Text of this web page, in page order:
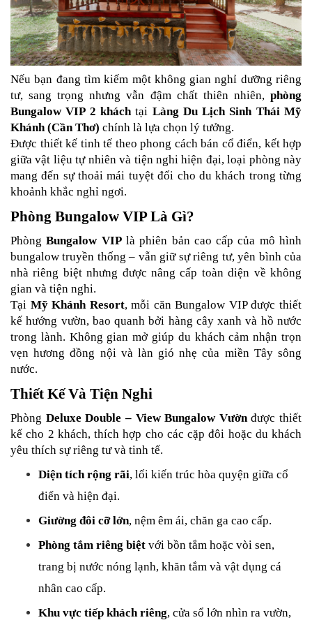
Nếu bạn đang tìm kiếm một không gian nghỉ dưỡng riêng
tư, sang trọng nhưng vẫn đậm chất thiên nhiên, phòng
Bungalow VIP 2 khách tại Làng Du Lịch Sinh Thái Mỹ
Khánh (Cần Thơ) chính là lựa chọn lý tưởng.
Được thiết kế tinh tế theo phong cách bán cổ điển, kết hợp
giữa vật liệu tự nhiên và tiện nghi hiện đại, loại phòng này
mang đến sự thoải mái tuyệt đối cho du khách trong từng
khoảnh khắc nghỉ ngơi.
Phòng Bungalow VIP Là Gì?
Phòng Bungalow VIP là phiên bản cao cấp của mô hình
bungalow truyền thống – vẫn giữ sự riêng tư, yên bình của
nhà riêng biệt nhưng được nâng cấp toàn diện về không
gian và tiện nghi.
Tại Mỹ Khánh Resort, mỗi căn Bungalow VIP được thiết
kế hướng vườn, bao quanh bởi hàng cây xanh và hồ nước
trong lành. Không gian mở giúp du khách cảm nhận trọn
vẹn hương đồng nội và làn gió nhẹ của miền Tây sông
nước.
Thiết Kế Và Tiện Nghi
Phòng Deluxe Double – View Bungalow Vườn được thiết
kế cho 2 khách, thích hợp cho các cặp đôi hoặc du khách
yêu thích sự riêng tư và tinh tế.
Diện tích rộng rãi, lối kiến trúc hòa quyện giữa cổ
điển và hiện đại.
Giường đôi cỡ lớn, nệm êm ái, chăn ga cao cấp.
Phòng tắm riêng biệt với bồn tắm hoặc vòi sen,
trang bị nước nóng lạnh, khăn tắm và vật dụng cá
nhân cao cấp.
Khu vực tiếp khách riêng, cửa sổ lớn nhìn ra vườn,